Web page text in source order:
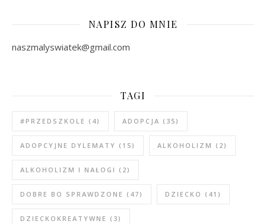
NAPISZ DO MNIE
naszmalyswiatek@gmail.com
TAGI
#PRZEDSZKOLE (4) ADOPCJA (35)
ADOPCYJNE DYLEMATY (15) ALKOHOLIZM (2)
ALKOHOLIZM I NAŁOGI (2)
DOBRE BO SPRAWDZONE (47) DZIECKO (41)
DZIECKOKREATYWNE (3)